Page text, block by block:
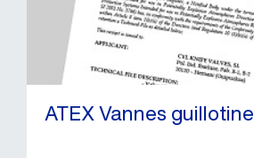
ATEX Vannes guillotine